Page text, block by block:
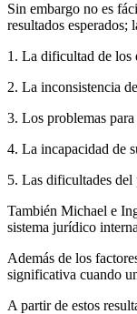
Sin embargo no es
resultados esperados;
1. La dificultad de los
2. La inconsistencia
3. Los problemas
4. La incapacidad de
5. Las dificultades del
También Michael e
sistema jurídico
Además de los
significativa cuando
A partir de estos